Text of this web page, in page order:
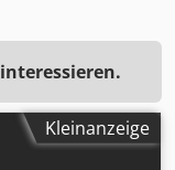
Kleinanzeige